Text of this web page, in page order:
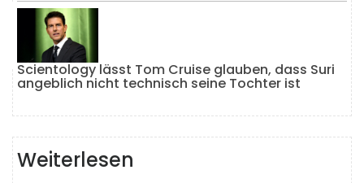
Scientology lässt Tom Cruise glauben, dass Suri
angeblich nicht technisch seine Tochter ist
Weiterlesen